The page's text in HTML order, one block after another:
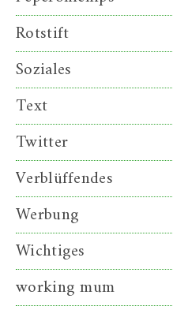
Rotstift
Soziales
Text
Twitter
Verblüffendes
Werbung
Wichtiges
working mum